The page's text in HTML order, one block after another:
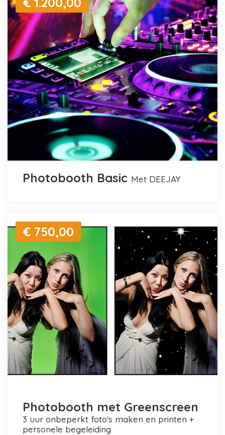
Photobooth Basic met DEEJAY
€ 750,00
Photobooth met Greenscreen
3 uur onbeperkt foto's maken en printen +
personele begeleiding